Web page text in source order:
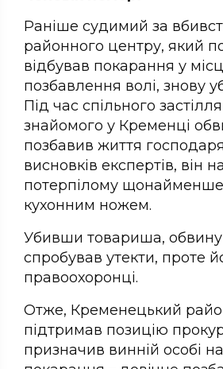
Раніше судимий за
районного центру, який
відбував покарання у
позбавлення волі, знову
Під час спільного
знайомого у Кременці
позбавив життя
висновків експертів, він
потерпілому щонайменше
кухонним ножем.
Убивши товариша,
спробував утекти, проте
правоохоронці.
Отже, Кременецький
підтримав позицію
призначив винній особі